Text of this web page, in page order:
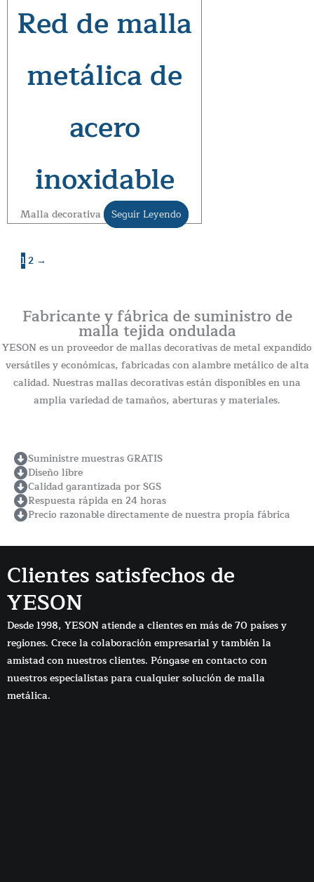
Red de malla
metálica de
acero
inoxidable
Malla decorativa Seguir Leyendo
12 →
Fabricante y fábrica de suministro de
malla tejida ondulada
YESON es un proveedor de mallas decorativas de metal expandido
versátiles y económicas, fabricadas con alambre metálico de alta
calidad. Nuestras mallas decorativas están disponibles en una
amplia variedad de tamaños, aberturas y materiales.
Suministre muestras GRATIS
Diseño libre
Calidad garantizada por SGS
Respuesta rápida en 24 horas
Precio razonable directamente de nuestra propia fábrica
Clientes satisfechos de
YESON
Desde 1998, YESON atiende a clientes en más de 70 países y
regiones. Crece la colaboración empresarial y también la
amistad con nuestros clientes. Póngase en contacto con
nuestros especialistas para cualquier solución de malla
metálica.